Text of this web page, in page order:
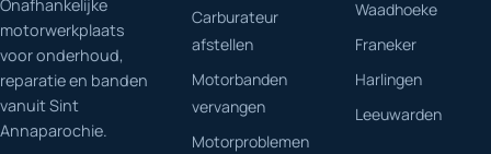
Onafhankelijke
motorwerkplaats
voor onderhoud,
reparatie en banden
vanuit Sint
Annaparochie.
Carburateur
afstellen
Motorbanden
vervangen
Motorproblemen
Waadhoeke
Franeker
Harlingen
Leeuwarden